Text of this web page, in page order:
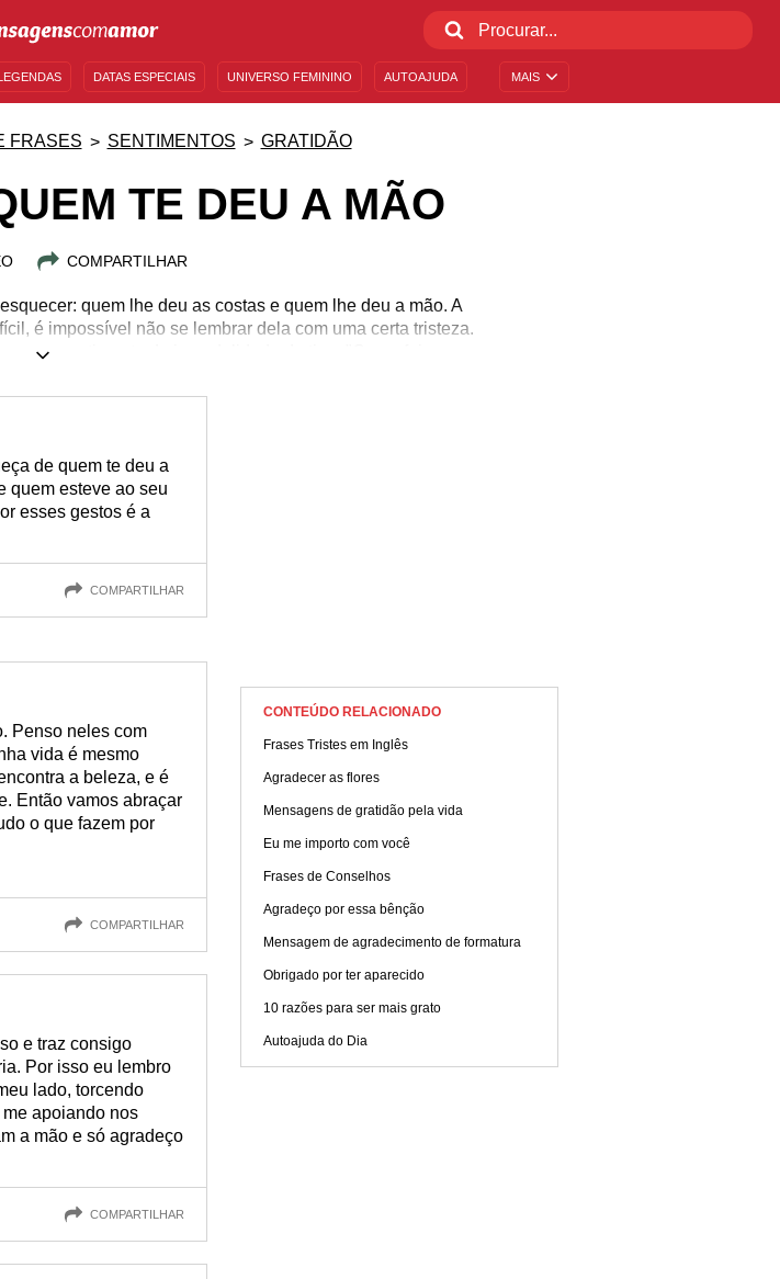
MAIS
DATAS ESPECIAIS UNIVERSO FEMININO AUTOAJUDA
FRASES SENTIMENTOS GRATIDÃO
TE DEU A MÃO
COMPARTILHAR
quem lhe deu as costas e quem lhe deu a mão. A
é impossível não se lembrar dela com uma certa tristeza.
um sentimento de incredulidade do tipo: "Como fui capaz
Demonstrar gratidão pelo bem feito também diz muito
Evidencie que você ainda se lembra de quem te deu
de quem te deu a
quem esteve ao seu
esses gestos é a
COMPARTILHAR
Penso neles com
vida é mesmo
a beleza, e é
Então vamos abraçar
o que fazem por
COMPARTILHAR
e traz consigo
Por isso eu lembro
lado, torcendo
apoiando nos
a mão e só agradeço
COMPARTILHAR
CONTEÚDO RELACIONADO
Frases Tristes em Inglês
Agradecer as flores
Mensagens de gratidão pela vida
Eu me importo com você
Frases de Conselhos
Agradeço por essa bênção
Mensagem de agradecimento de formatura
Obrigado por ter aparecido
10 razões para ser mais grato
Autoajuda do Dia